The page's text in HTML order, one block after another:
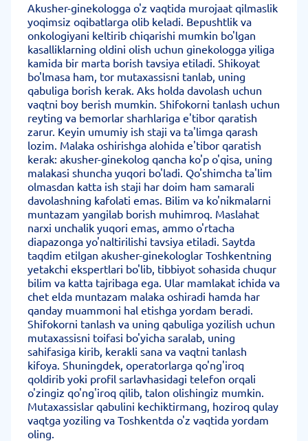
Akusher-ginekologga o'z vaqtida murojaat qilmaslik
yoqimsiz oqibatlarga olib keladi. Bepushtlik va
onkologiyani keltirib chiqarishi mumkin bo'lgan
kasalliklarning oldini olish uchun ginekologga yiliga
kamida bir marta borish tavsiya etiladi. Shikoyat
bo'lmasa ham, tor mutaxassisni tanlab, uning
qabuliga borish kerak. Aks holda davolash uchun
vaqtni boy berish mumkin. Shifokorni tanlash uchun
reyting va bemorlar sharhlariga e'tibor qaratish
zarur. Keyin umumiy ish staji va ta'limga qarash
lozim. Malaka oshirishga alohida e'tibor qaratish
kerak: akusher-ginekolog qancha ko'p o'qisa, uning
malakasi shuncha yuqori bo'ladi. Qo'shimcha ta'lim
olmasdan katta ish staji har doim ham samarali
davolashning kafolati emas. Bilim va ko'nikmalarni
muntazam yangilab borish muhimroq. Maslahat
narxi unchalik yuqori emas, ammo o'rtacha
diapazonga yo'naltirilishi tavsiya etiladi. Saytda
taqdim etilgan akusher-ginekologlar Toshkentning
yetakchi ekspertlari bo'lib, tibbiyot sohasida chuqur
bilim va katta tajribaga ega. Ular mamlakat ichida va
chet elda muntazam malaka oshiradi hamda har
qanday muammoni hal etishga yordam beradi.
Shifokorni tanlash va uning qabuliga yozilish uchun
mutaxassisni toifasi bo'yicha saralab, uning
sahifasiga kirib, kerakli sana va vaqtni tanlash
kifoya. Shuningdek, operatorlarga qo'ng'iroq
qoldirib yoki profil sarlavhasidagi telefon orqali
o'zingiz qo'ng'iroq qilib, talon olishingiz mumkin.
Mutaxassislar qabulini kechiktirmang, hoziroq qulay
vaqtga yoziling va Toshkentda o'z vaqtida yordam
oling.